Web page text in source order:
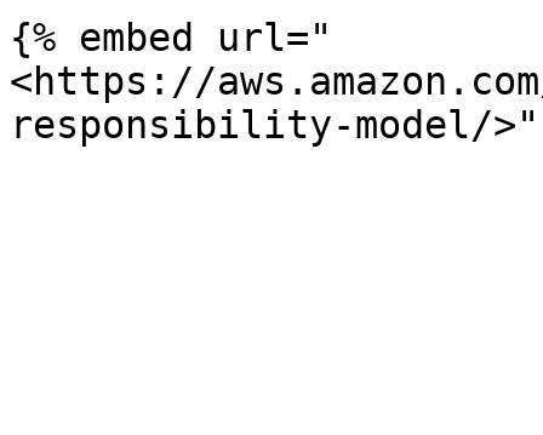
{% embed url="
<https://